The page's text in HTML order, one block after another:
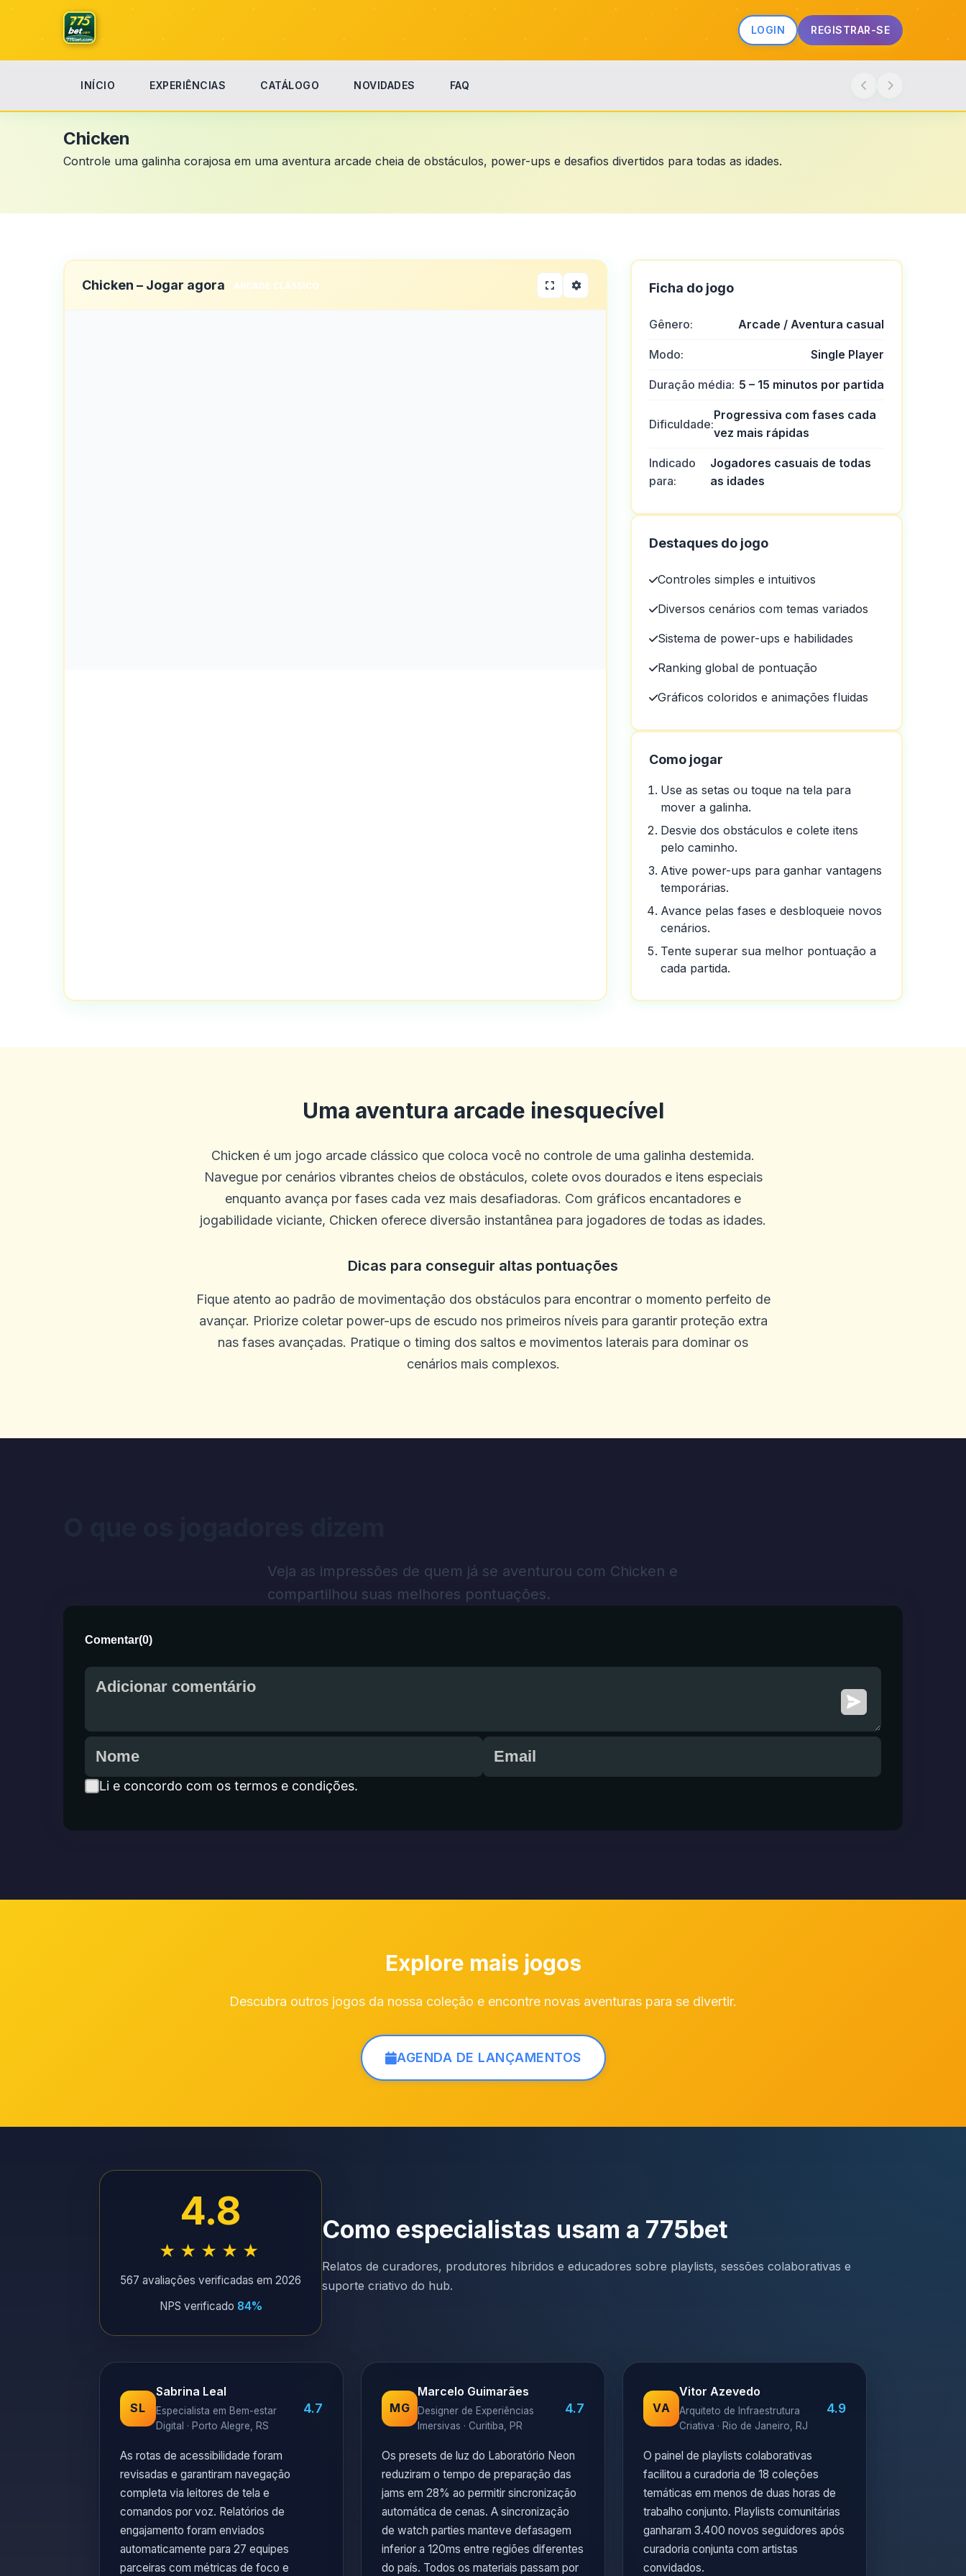
LOGIN REGISTRAR-SE
INÍCIO EXPERIÊNCIAS CATÁLOGO NOVIDADES FAQ
Chicken
Controle uma galinha corajosa em uma aventura arcade cheia de obstáculos, power-ups e desafios divertidos para todas as idades.
Chicken – Jogar agora ARCADE CLÁSSICO Ficha do jogo
Gênero: Arcade / Aventura casual
Modo: Single Player
Duração média: 5 – 15 minutos por partida
Dificuldade:
Progressiva com fases cada
vez mais rápidas
Indicado
para:
Jogadores casuais de todas
as idades
Destaques do jogo
Controles simples e intuitivos
Diversos cenários com temas variados
Sistema de power-ups e habilidades
Ranking global de pontuação
Gráficos coloridos e animações fluidas
Como jogar
Use as setas ou toque na tela para
mover a galinha.
Desvie dos obstáculos e colete itens
pelo caminho.
Ative power-ups para ganhar vantagens
temporárias.
Avance pelas fases e desbloqueie novos
cenários.
Tente superar sua melhor pontuação a
cada partida.
Uma aventura arcade inesquecível
Chicken é um jogo arcade clássico que coloca você no controle de uma galinha destemida.
Navegue por cenários vibrantes cheios de obstáculos, colete ovos dourados e itens especiais
enquanto avança por fases cada vez mais desafiadoras. Com gráficos encantadores e
jogabilidade viciante, Chicken oferece diversão instantânea para jogadores de todas as idades.
Dicas para conseguir altas pontuações
Fique atento ao padrão de movimentação dos obstáculos para encontrar o momento perfeito de
avançar. Priorize coletar power-ups de escudo nos primeiros níveis para garantir proteção extra
nas fases avançadas. Pratique o timing dos saltos e movimentos laterais para dominar os
cenários mais complexos.
Veja as impressões de quem já se aventurou com Chicken e
compartilhou suas melhores pontuações.
Comentar(0)
Li e concordo com os termos e condições.
Explore mais jogos
Descubra outros jogos da nossa coleção e encontre novas aventuras para se divertir.
AGENDA DE LANÇAMENTOS
4.8
★★★★★
567 avaliações verificadas em 2026
NPS verificado 84%
Como especialistas usam a 775bet
Relatos de curadores, produtores híbridos e educadores sobre playlists, sessões colaborativas e
suporte criativo do hub.
SL
Sabrina Leal
Especialista em Bem-estar
Digital · Porto Alegre, RS
4.7
As rotas de acessibilidade foram
revisadas e garantiram navegação
completa via leitores de tela e
comandos por voz. Relatórios de
engajamento foram enviados
automaticamente para 27 equipes
parceiras com métricas de foco e
MG
Marcelo Guimarães
Designer de Experiências
Imersivas · Curitiba, PR
4.7
Os presets de luz do Laboratório Neon
reduziram o tempo de preparação das
jams em 28% ao permitir sincronização
automática de cenas. A sincronização
de watch parties manteve defasagem
inferior a 120ms entre regiões diferentes
do país. Todos os materiais passam por
VA
Vitor Azevedo
Arquiteto de Infraestrutura
Criativa · Rio de Janeiro, RJ
4.9
O painel de playlists colaborativas
facilitou a curadoria de 18 coleções
temáticas em menos de duas horas de
trabalho conjunto. Playlists comunitárias
ganharam 3.400 novos seguidores após
curadoria conjunta com artistas
convidados.